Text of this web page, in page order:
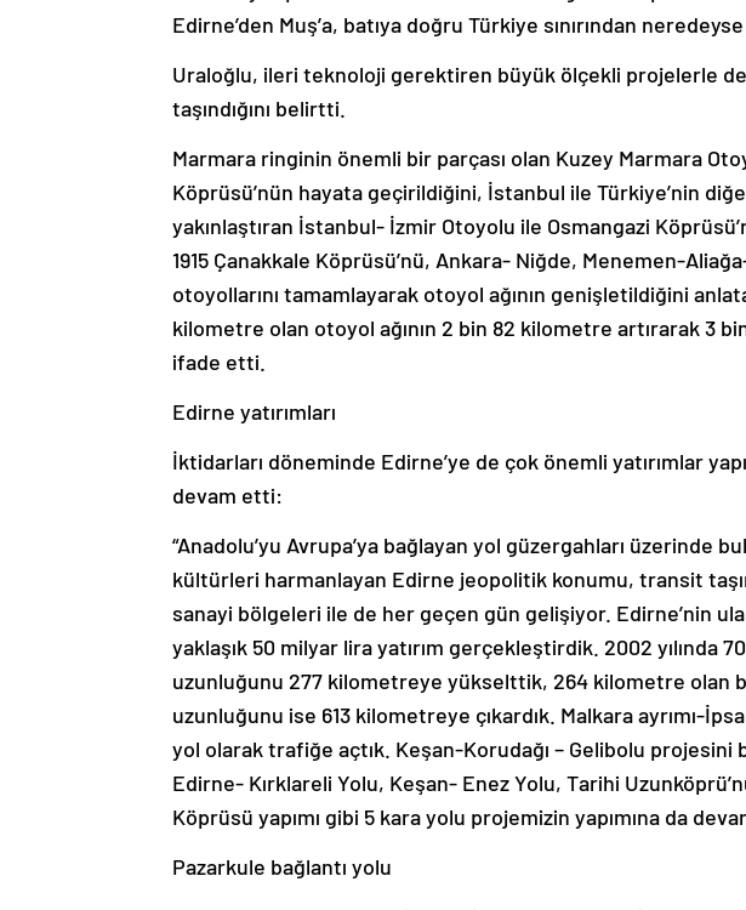
Edirne’den Muş’a, batıya doğru Türkiye sınırından
Uraloğlu, ileri teknoloji gerektiren büyük ölçekli projelerle de
taşındığını belirtti.
Marmara ringinin önemli bir parçası olan Kuzey Marmara
Köprüsü’nün hayata geçirildiğini, İstanbul ile Türkiye’nin
yakınlaştıran İstanbul- İzmir Otoyolu ile Osmangazi
1915 Çanakkale Köprüsü’nü, Ankara- Niğde, Menemen-
otoyollarını tamamlayarak otoyol ağının genişletildiğini
kilometre olan otoyol ağının 2 bin 82 kilometre artırarak 3 bin
ifade etti.
Edirne yatırımları
İktidarları döneminde Edirne’ye de çok önemli yatırımlar
devam etti:
“Anadolu’yu Avrupa’ya bağlayan yol güzergahları üzerinde
kültürleri harmanlayan Edirne jeopolitik konumu, transit
sanayi bölgeleri ile de her geçen gün gelişiyor. Edirne’nin
yaklaşık 50 milyar lira yatırım gerçekleştirdik. 2002 yılında
uzunluğunu 277 kilometreye yükselttik, 264 kilometre olan
uzunluğunu ise 613 kilometreye çıkardık. Malkara ayrımı-
yol olarak trafiğe açtık. Keşan-Korudağı – Gelibolu
Edirne- Kırklareli Yolu, Keşan- Enez Yolu, Tarihi
Köprüsü yapımı gibi 5 kara yolu projemizin yapımına da
Pazarkule bağlantı yolu